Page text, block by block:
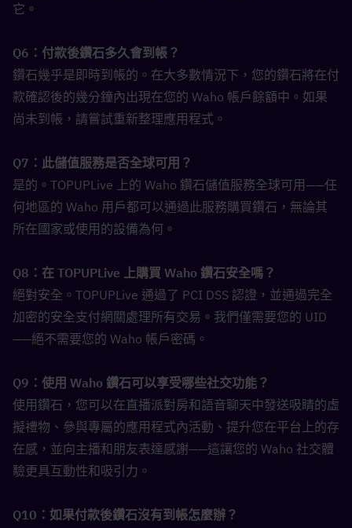
它。
Q6：付款後鑽石多久會到帳？
鑽石幾乎是即時到帳的。在大多數情況下，您的鑽石將在付
款確認後的幾分鐘內出現在您的 Waho 帳戶餘額中。如果
尚未到帳，請嘗試重新整理應用程式。
Q7：此儲值服務是否全球可用？
是的。TOPUPLive 上的 Waho 鑽石儲值服務全球可用——任
何地區的 Waho 用戶都可以通過此服務購買鑽石，無論其
所在國家或使用的設備為何。
Q8：在 TOPUPLive 上購買 Waho 鑽石安全嗎？
絕對安全。TOPUPLive 通過了 PCI DSS 認證，並通過完全
加密的安全支付網關處理所有交易。我們僅需要您的 UID
——絕不需要您的 Waho 帳戶密碼。
Q9：使用 Waho 鑽石可以享受哪些社交功能？
使用鑽石，您可以在直播派對房和語音聊天中發送吸睛的虛
擬禮物、參與專屬的應用程式內活動、提升您在平台上的存
在感，並向主播和朋友表達感謝——這讓您的 Waho 社交體
驗更具互動性和吸引力。
Q10：如果付款後鑽石沒有到帳怎麼辦？